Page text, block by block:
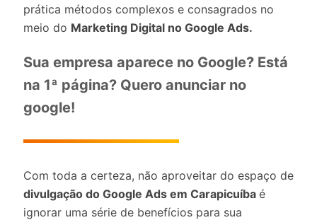
prática métodos complexos e consagrados no
meio do Marketing Digital no Google Ads.
Sua empresa aparece no Google? Está
na 1ª página? Quero anunciar no
google!
Com toda a certeza, não aproveitar do espaço de
divulgação do Google Ads em Carapicuíba é
ignorar uma série de benefícios para sua